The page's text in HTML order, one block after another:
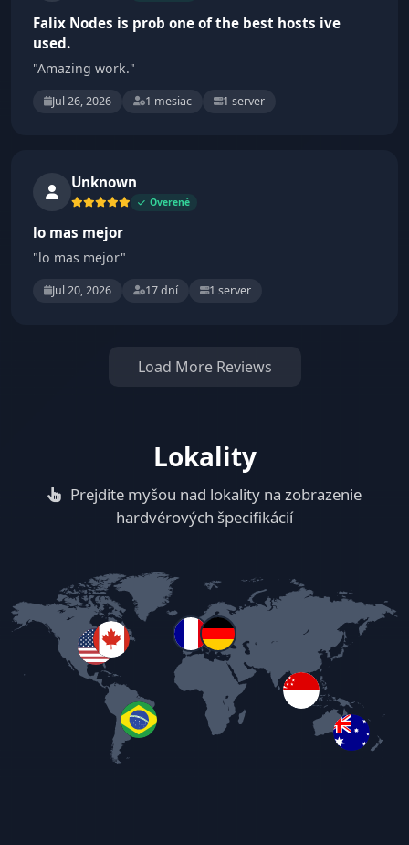
Falix Nodes is prob one of the best hosts ive
used.
"Amazing work."
Jul 26, 2026 1 mesiac 1 server
Unknown
Overené
lo mas mejor
"lo mas mejor"
Jul 20, 2026 17 dní 1 server
Load More Reviews
Lokality
Prejdite myšou nad lokality na zobrazenie
hardvérových špecifikácií